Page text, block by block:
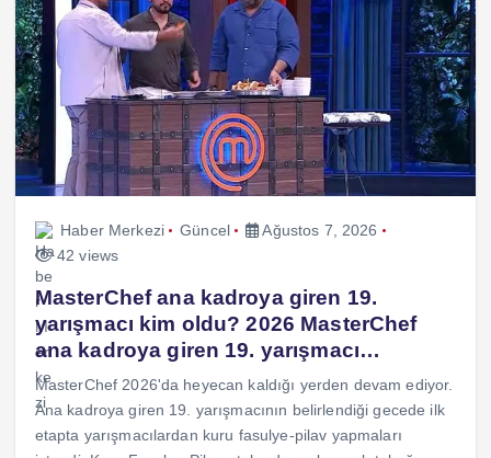
Haber Merkezi Güncel
Ağustos 7, 2026
42 views
MasterChef ana kadroya giren 19.
yarışmacı kim oldu? 2026 MasterChef
ana kadroya giren 19. yarışmacı…
MasterChef 2026'da heyecan kaldığı yerden devam ediyor.
Ana kadroya giren 19. yarışmacının belirlendiği gecede ilk
etapta yarışmacılardan kuru fasulye-pilav yapmaları